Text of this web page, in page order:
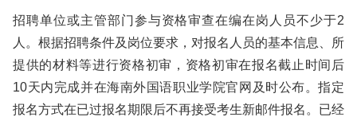
招聘单位或主管部门参与资格审查在编在岗人员不少于2
人。根据招聘条件及岗位要求，对报名人员的基本信息、所
提供的材料等进行资格初审，资格初审在报名截止时间后
10天内完成并在海南外国语职业学院官网及时公布。指定
报名方式在已过报名期限后不再接受考生新邮件报名。已经